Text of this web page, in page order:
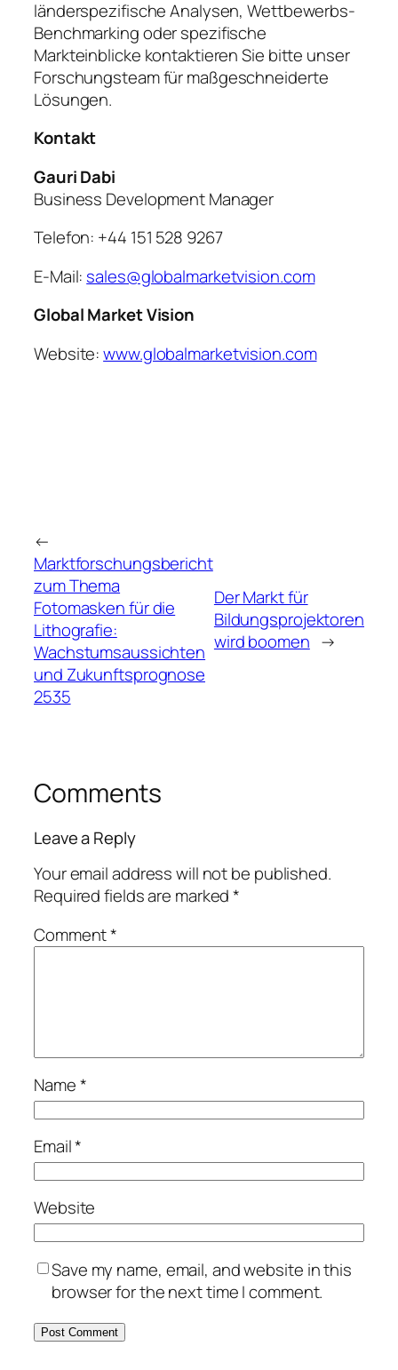
länderspezifische Analysen, Wettbewerbs-
Benchmarking oder spezifische
Markteinblicke kontaktieren Sie bitte unser
Forschungsteam für maßgeschneiderte
Lösungen.
Kontakt
Gauri Dabi
Business Development Manager
Telefon: +44 151 528 9267
E-Mail: sales@globalmarketvision.com
Global Market Vision
Website:www.globalmarketvision.com
←
Marktforschungsbericht
zum Thema
Fotomasken für die
Lithografie:
Wachstumsaussichten
und Zukunftsprognose
2535
Der Markt für
Bildungsprojektoren
wird boomen →
Comments
Leave a Reply
Your email address will not be published.
Required fields are marked*
Comment*
Name*
Email*
Website
Save my name, email, and website in this
browser for the next time I comment.